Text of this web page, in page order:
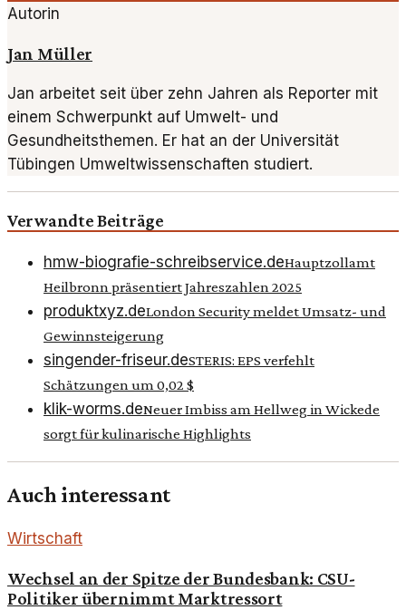
Autorin
Jan Müller
Jan arbeitet seit über zehn Jahren als Reporter mit
einem Schwerpunkt auf Umwelt- und
Gesundheitsthemen. Er hat an der Universität
Tübingen Umweltwissenschaften studiert.
Verwandte Beiträge
hmw-biografie-schreibservice.deHauptzollamt
Heilbronn präsentiert Jahreszahlen 2025
produktxyz.deLondon Security meldet Umsatz- und
Gewinnsteigerung
singender-friseur.deSTERIS: EPS verfehlt
Schätzungen um 0,02 $
klik-worms.deNeuer Imbiss am Hellweg in Wickede
sorgt für kulinarische Highlights
Auch interessant
Wirtschaft
Wechsel an der Spitze der Bundesbank: CSU-
Politiker übernimmt Marktressort